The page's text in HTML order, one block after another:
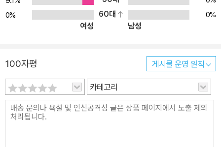
0%
60대
0%
여성
남성
100자평 게시물 운영 원칙
카테고리